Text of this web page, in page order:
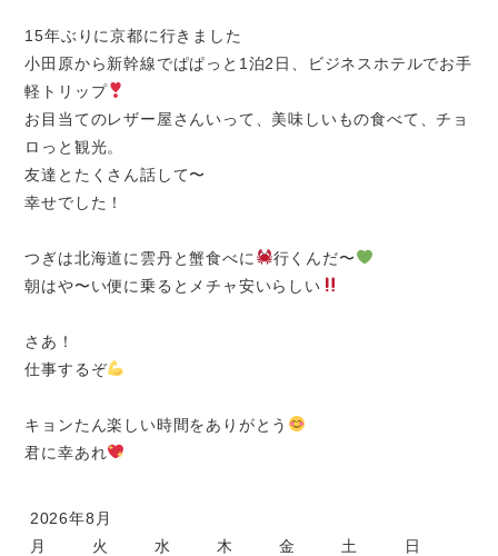
15年ぶりに京都に行きました
小田原から新幹線でぱぱっと1泊2日、ビジネスホテルでお手
軽トリップ
お目当てのレザー屋さんいって、美味しいもの食べて、チョ
ロっと観光。
友達とたくさん話して〜
幸せでした！
つぎは北海道に雲丹と蟹食べに
行くんだ〜
朝はや〜い便に乗るとメチャ安いらしい
さあ！
仕事するぞ
キョンたん楽しい時間をありがとう
君に幸あれ
2026年8月
月
火 水 木 金 土
日